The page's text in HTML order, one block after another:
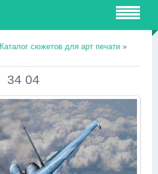
Каталог сюжетов для арт печати »
34 04